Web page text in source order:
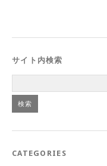
サイト内検索
CATEGORIES